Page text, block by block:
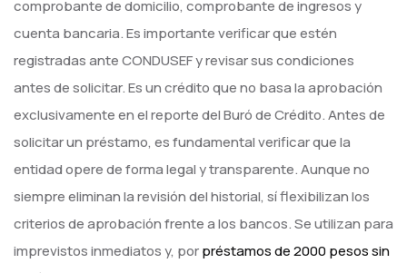
comprobante de domicilio, comprobante de ingresos y
cuenta bancaria. Es importante verificar que estén
registradas ante CONDUSEF y revisar sus condiciones
antes de solicitar. Es un crédito que no basa la aprobación
exclusivamente en el reporte del Buró de Crédito. Antes de
solicitar un préstamo, es fundamental verificar que la
entidad opere de forma legal y transparente. Aunque no
siempre eliminan la revisión del historial, sí flexibilizan los
criterios de aprobación frente a los bancos. Se utilizan para
imprevistos inmediatos y, porpréstamos de 2000 pesos sin